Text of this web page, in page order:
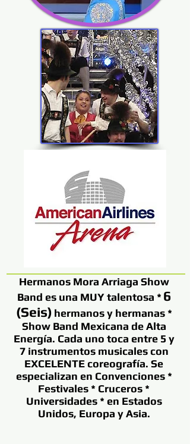
Hermanos Mora Arriaga Show
Band es una MUY talentosa * 6
(Seis) hermanos y hermanas *
Show Band Mexicana de Alta
Energía. Cada uno toca entre 5 y
7 instrumentos musicales con
EXCELENTE coreografía. Se
especializan en Convenciones *
Festivales * Cruceros *
Universidades * en Estados
Unidos, Europa y Asia.